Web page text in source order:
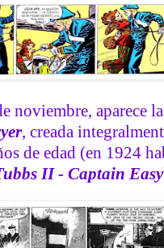
noviembre, aparece
, creada
de edad (en 1924
II - Captain Easy